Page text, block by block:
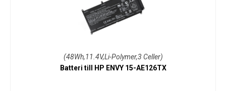
(48Wh,11.4V,Li-Polymer,3 Celler)
Batteri till HP ENVY 15-AE126TX